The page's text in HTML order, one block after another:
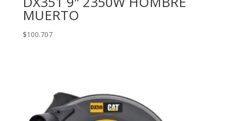
MUERTO
$100.707